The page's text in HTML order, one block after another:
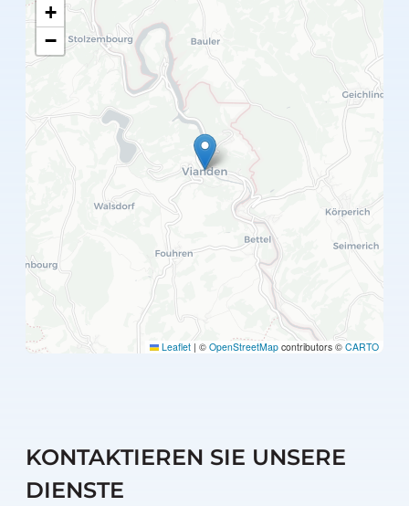
+
−
Leaflet | © OpenStreetMap contributors © CARTO
KONTAKTIEREN SIE UNSERE
DIENSTE